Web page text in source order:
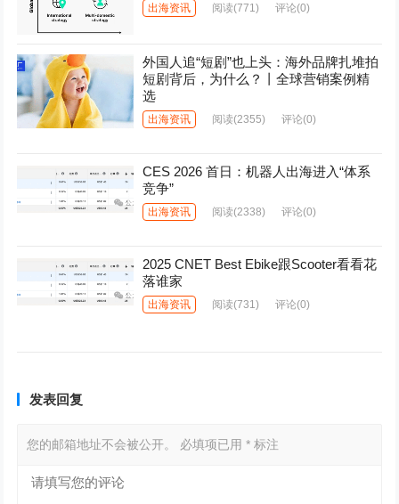
出海资讯 阅读(771) 评论(0)
外国人追“短剧”也上头：海外品牌扎堆拍
短剧背后，为什么？丨全球营销案例精
选
出海资讯 阅读(2355) 评论(0)
CES 2026 首日：机器人出海进入“体系
竞争”
出海资讯 阅读(2338) 评论(0)
2025 CNET Best Ebike跟Scooter看看花
落谁家
出海资讯 阅读(731) 评论(0)
发表回复
您的邮箱地址不会被公开。 必填项已用* 标注